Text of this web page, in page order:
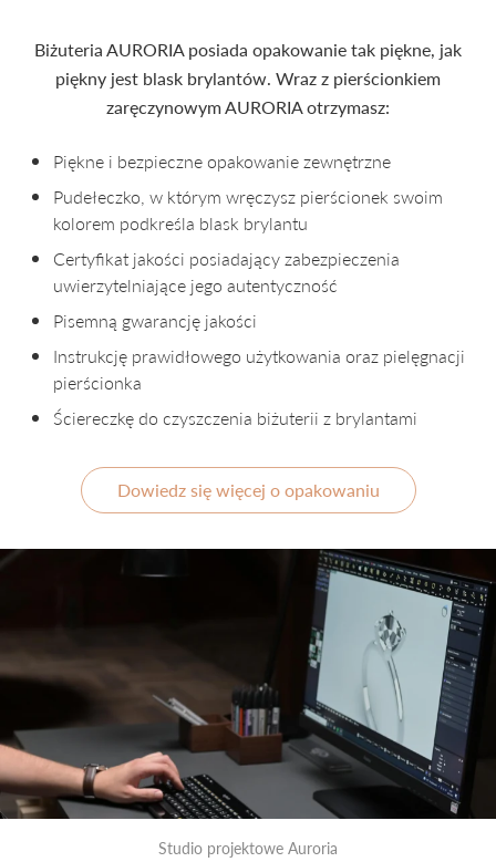
Biżuteria AURORIA posiada opakowanie tak piękne, jak
piękny jest blask brylantów. Wraz z pierścionkiem
zaręczynowym AURORIA otrzymasz:
Piękne i bezpieczne opakowanie zewnętrzne
Pudełeczko, w którym wręczysz pierścionek swoim
kolorem podkreśla blask brylantu
Certyfikat jakości posiadający zabezpieczenia
uwierzytelniające jego autentyczność
Pisemną gwarancję jakości
Instrukcję prawidłowego użytkowania oraz pielęgnacji
pierścionka
Ściereczkę do czyszczenia biżuterii z brylantami
Dowiedz się więcej o opakowaniu
Studio projektowe Auroria